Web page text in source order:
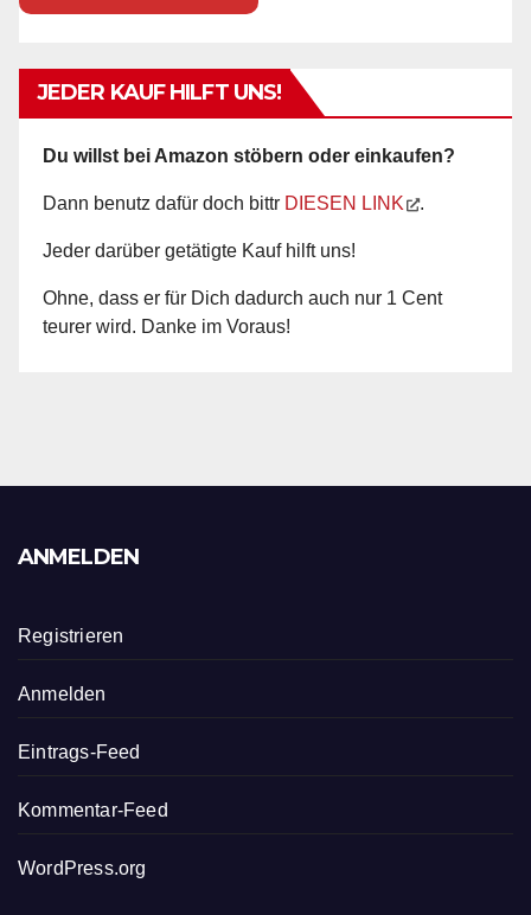
JEDER KAUF HILFT UNS!
Du willst bei Amazon stöbern oder einkaufen?
Dann benutz dafür doch bittr DIESEN LINK .
Jeder darüber getätigte Kauf hilft uns!
Ohne, dass er für Dich dadurch auch nur 1 Cent
teurer wird. Danke im Voraus!
ANMELDEN
Registrieren
Anmelden
Eintrags-Feed
Kommentar-Feed
WordPress.org